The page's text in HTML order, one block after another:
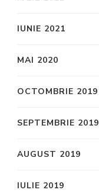
IUNIE 2021
MAI 2020
OCTOMBRIE 2019
SEPTEMBRIE 2019
AUGUST 2019
IULIE 2019